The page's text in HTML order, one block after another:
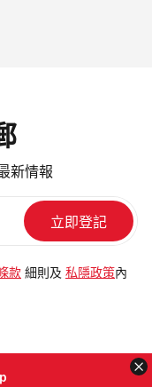
新情報
款 細則及 私隱政策 內